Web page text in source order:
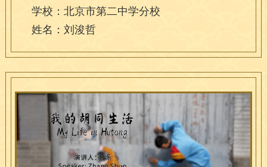
学校：北京市第二中学分校
姓名：刘浚哲